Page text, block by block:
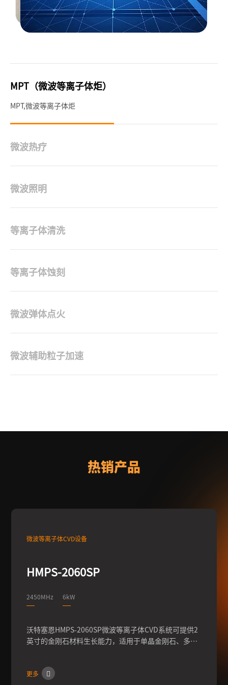
MPT（微波等离子体炬）
MPT,微波等离子体炬
微波热疗
微波照明
等离子体清洗
等离子体蚀刻
微波弹体点火
微波辅助粒子加速
热销产品
微波等离子体CVD设备
HMPS-2060SP
2450MHz 6kW
沃特塞恩HMPS-2060SP微波等离子体CVD系统可提供2
英寸的金刚石材料生长能力，适用于单晶金刚石、多晶
更多